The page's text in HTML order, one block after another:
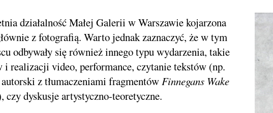
działalność Małej Galerii w Warszawie kojarzona
z fotografią. Warto jednak zaznaczyć, że w tym
odbywały się również innego typu wydarzenia, takie
realizacji video, performance, czytanie tekstów (np.
z tłumaczeniami fragmentówFinnegans Wake
czy dyskusje artystyczno-teoretyczne.